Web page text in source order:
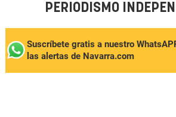
PERIODISMO
Suscríbete gratis a nuestro
las alertas de Navarra.com